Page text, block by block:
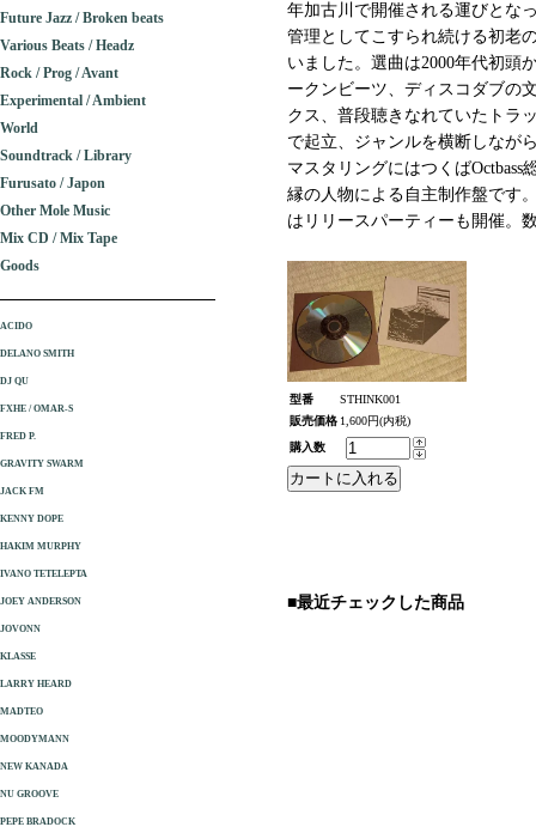
年加古川で開催される運びとな
管理としてこすられ続ける初老
いました。選曲は2000年代初頭
ークンビーツ、ディスコダブの
クス、普段聴きなれていたトラ
で起立、ジャンルを横断しなが
マスタリングにはつくば
縁の人物による自主制作盤です
はリリースパーティーも開催。
型番
STHINK001
販売価格 1,600円(内税)
購入数
■最近チェックした商品
Future Jazz / Broken beats
Various Beats / Headz
Rock / Prog / Avant
Experimental / Ambient
World
Soundtrack / Library
Furusato / Japon
Other Mole Music
Mix CD / Mix Tape
Goods
ACIDO
DELANO SMITH
DJ QU
FXHE / OMAR-S
FRED P.
GRAVITY SWARM
JACK FM
KENNY DOPE
HAKIM MURPHY
IVANO TETELEPTA
JOEY ANDERSON
JOVONN
KLASSE
LARRY HEARD
MADTEO
MOODYMANN
NEW KANADA
NU GROOVE
PEPE BRADOCK